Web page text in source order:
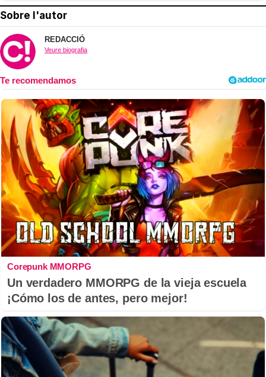
Sobre l'autor
REDACCIÓ
Veure biografia
Corepunk MMORPG
Un verdadero MMORPG de la vieja escuela
¡Cómo los de antes, pero mejor!